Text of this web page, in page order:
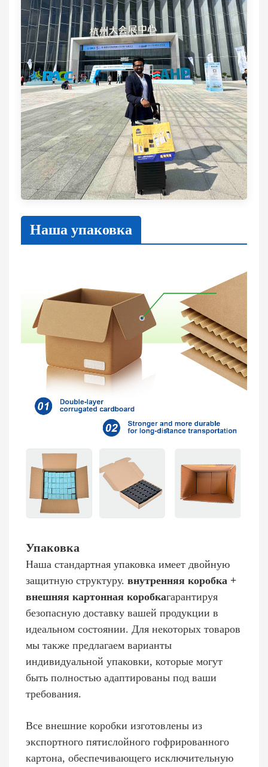
Наша упаковка
Упаковка
Наша стандартная упаковка имеет двойную
защитную структуру. внутренняя коробка +
внешняя картонная коробкагарантируя
безопасную доставку вашей продукции в
идеальном состоянии. Для некоторых товаров
мы также предлагаем варианты
индивидуальной упаковки, которые могут
быть полностью адаптированы под ваши
требования.
Все внешние коробки изготовлены из
экспортного пятислойного гофрированного
картона, обеспечивающего исключительную